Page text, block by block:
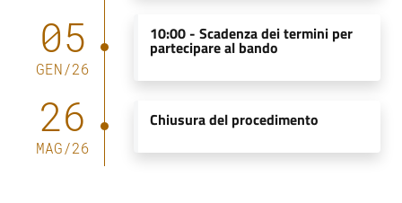
05
GEN/26
10:00 - Scadenza dei termini per
partecipare al bando
26
MAG/26
Chiusura del procedimento